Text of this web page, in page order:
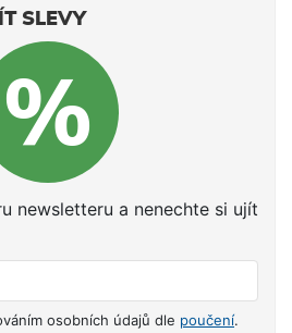
SLEVY
newsletteru a nenechte si ujít
osobních údajů dle poučení.